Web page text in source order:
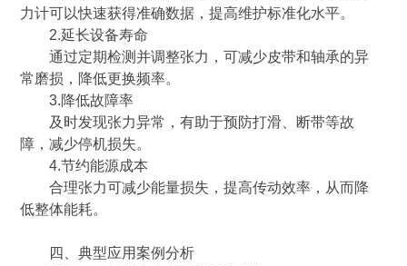
力计可以快速获得准确数据，提高维护标准化水平。
2.延长设备寿命
通过定期检测并调整张力，可减少皮带和轴承的异
常磨损，降低更换频率。
3.降低故障率
及时发现张力异常，有助于预防打滑、断带等故
障，减少停机损失。
4.节约能源成本
合理张力可减少能量损失，提高传动效率，从而降
低整体能耗。
四、典型应用案例分析